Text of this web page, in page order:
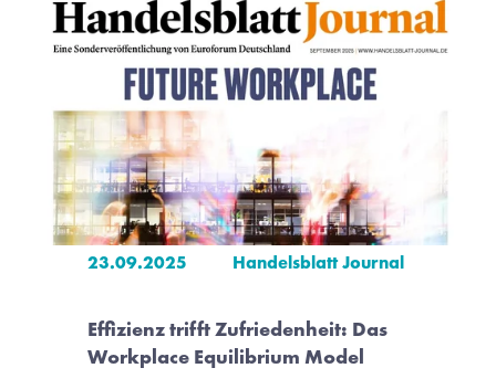
23.09.2025 Handelsblatt Journal
Effizienz trifft Zufriedenheit: Das
Workplace Equilibrium Model